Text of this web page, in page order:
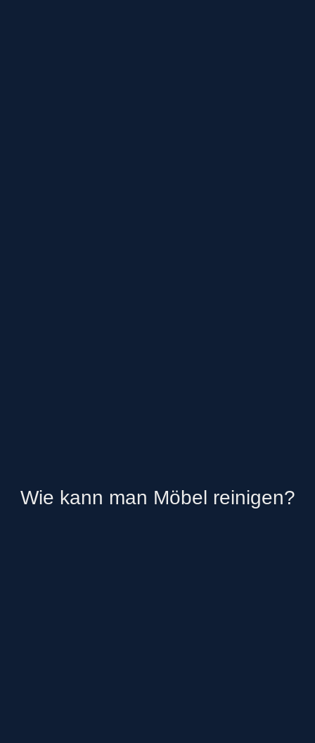
Wie kann man Möbel reinigen?